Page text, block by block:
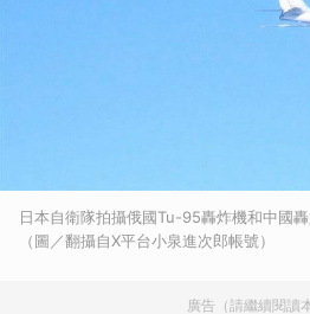
日本自衛隊拍攝俄國Tu-95轟炸機和中國
（圖／翻攝自X平台小泉進次郎帳號）
廣告（請繼續閱讀